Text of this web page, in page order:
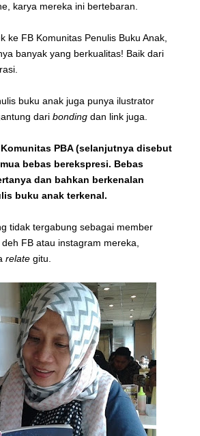
karya mereka ini bertebaran.
ke FB Komunitas Penulis Buku Anak,
banyak yang berkualitas! Baik dari
buku anak juga punya ilustrator
dari bonding dan link juga.
PBA (selanjutnya disebut
bebas berekspresi. Bebas
dan bahkan berkenalan
buku anak terkenal.
tidak tergabung sebagai member
FB atau instagram mereka,
relate gitu.